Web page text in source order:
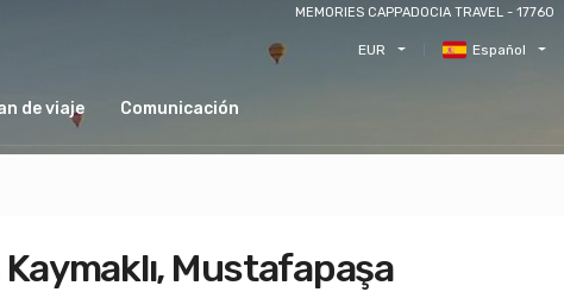
MEMORIES CAPPADOCIA TRAVEL - 17760
EUR Español
de viaje Comunicación
Mustafapaşa